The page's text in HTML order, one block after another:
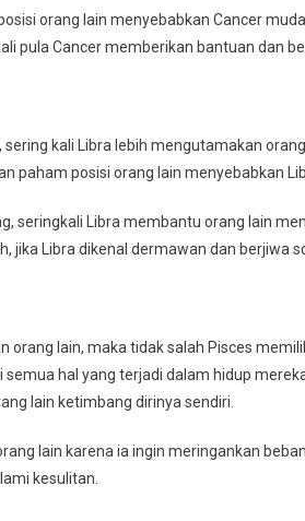
orang lain menyebabkan Cancer
pula Cancer memberikan bantuan dan
sering kali Libra lebih mengutamakan
paham posisi orang lain menyebabkan
seringkali Libra membantu orang lain
jika Libra dikenal dermawan dan berjiwa
orang lain, maka tidak salah Pisces
semua hal yang terjadi dalam hidup
lain ketimbang dirinya sendiri.
lain karena ia ingin meringankan
kesulitan.